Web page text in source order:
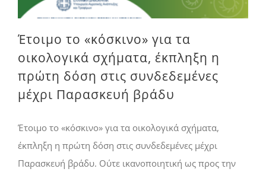
Έτοιμο το «κόσκινο» για τα
οικολογικά σχήματα, έκπληξη η
πρώτη δόση στις συνδεδεμένες
μέχρι Παρασκευή βράδυ
Έτοιμο το «κόσκινο» για τα οικολογικά σχήματα,
έκπληξη η πρώτη δόση στις συνδεδεμένες μέχρι
Παρασκευή βράδυ. Ούτε ικανοποιητική ως προς την